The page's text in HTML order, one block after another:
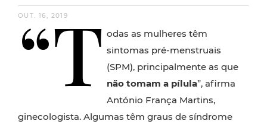
OUT. 16, 2019
“T odas as mulheres têm
sintomas pré-menstruais
(SPM), principalmente as que
não tomam a pílula”, afirma
António França Martins,
ginecologista. Algumas têm graus de síndrome